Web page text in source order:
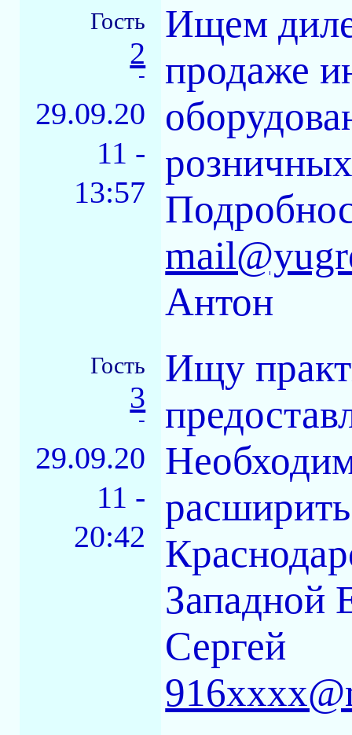
Гость
2
-
29.09.20
11 -
13:57
Ищем
продаже
Антон
Гость
3
-
29.09.20
11 -
20:42
Ищу
Западной
Сергей